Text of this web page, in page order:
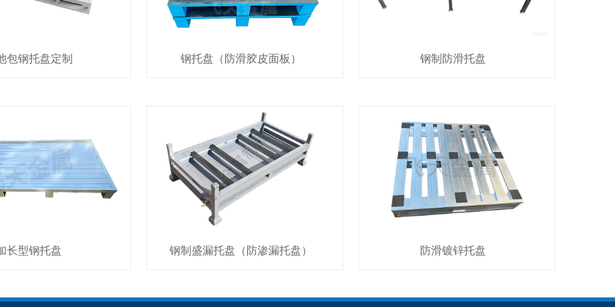
包钢托盘定制 钢托盘（防滑胶皮面板） 钢制防滑托盘
长型钢托盘 钢制盛漏托盘（防渗漏托盘） 防滑镀锌托盘